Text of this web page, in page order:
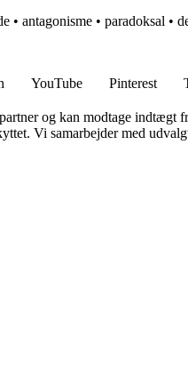
• antagonisme • paradoksal •
YouTube Pinterest
og kan modtage indtægt
Vi samarbejder med